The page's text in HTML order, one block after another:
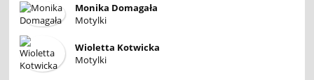
Monika Domagała
Motylki
Wioletta Kotwicka
Motylki